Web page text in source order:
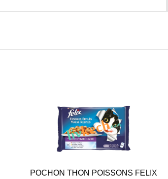
POCHON THON POISSONS FELIX